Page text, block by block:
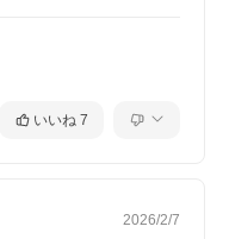
いいね 7
2026/2/7